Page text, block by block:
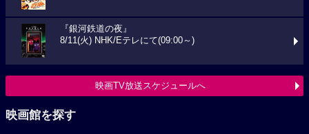
『銀河鉄道の夜』
8/11(火) NHK/Eテレにて(09:00～)
映画TV放送スケジュールへ
映画館を探す